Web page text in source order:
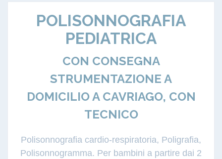
POLISONNOGRAFIA
PEDIATRICA
CON CONSEGNA
STRUMENTAZIONE A
DOMICILIO A CAVRIAGO, CON
TECNICO
Polisonnografia cardio-respiratoria, Poligrafia,
Polisonnogramma. Per bambini a partire dai 2